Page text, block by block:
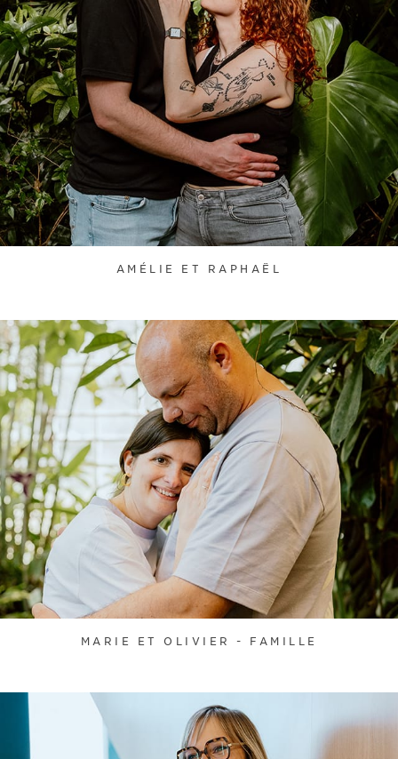
AMÉLIE ET RAPHAËL
MARIE ET OLIVIER - FAMILLE